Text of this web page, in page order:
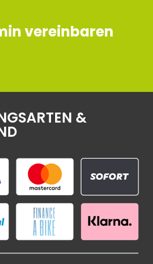
vereinbaren
&